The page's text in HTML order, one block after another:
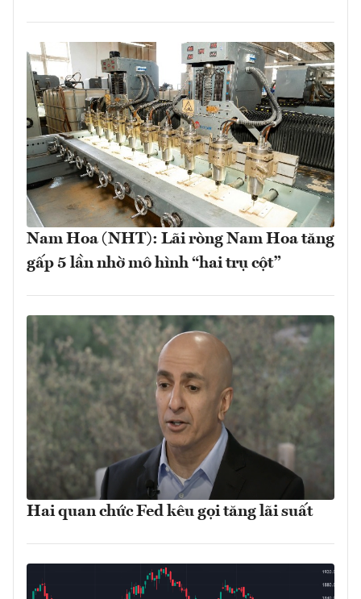
Nam Hoa (NHT): Lãi ròng Nam Hoa tăng
gấp 5 lần nhờ mô hình “hai trụ cột”
Hai quan chức Fed kêu gọi tăng lãi suất